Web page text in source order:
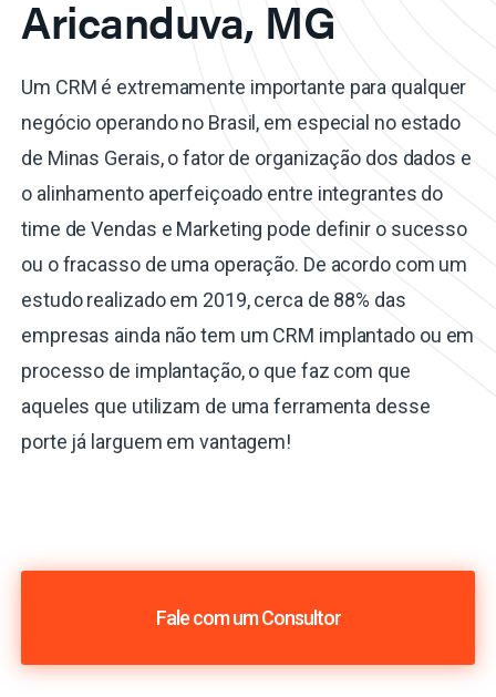
Aricanduva, MG
Um CRM é extremamente importante para qualquer
negócio operando no Brasil, em especial no estado
de Minas Gerais, o fator de organização dos dados e
o alinhamento aperfeiçoado entre integrantes do
time de Vendas e Marketing pode definir o sucesso
ou o fracasso de uma operação. De acordo com um
estudo realizado em 2019, cerca de 88% das
empresas ainda não tem um CRM implantado ou em
processo de implantação, o que faz com que
aqueles que utilizam de uma ferramenta desse
porte já larguem em vantagem!
Fale com um Consultor